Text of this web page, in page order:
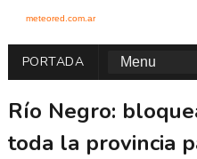
PORTADA
Río Negro:
toda la provincia